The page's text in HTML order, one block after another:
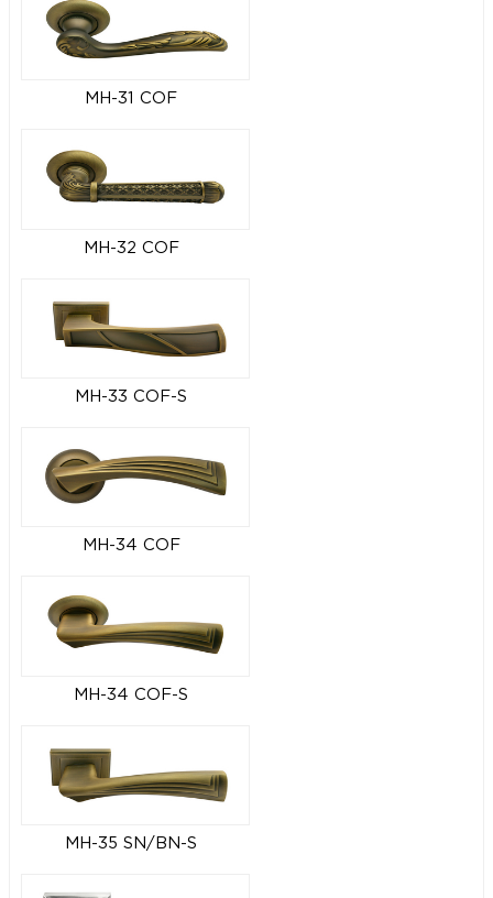
MH-31 COF
MH-32 COF
MH-33 COF-S
MH-34 COF
MH-34 COF-S
MH-35 SN/BN-S